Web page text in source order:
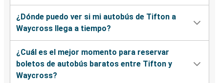
¿Dónde puedo ver si mi autobús de Tifton a
Waycross llega a tiempo?
¿Cuál es el mejor momento para reservar
boletos de autobús baratos entre Tifton y
Waycross?